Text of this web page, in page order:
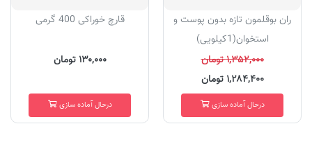
ران بوقلمون تازه بدون پوست و
استخوان(1کیلویی)
۱,۳۵۲,۰۰۰ تومان
۱,۲۸۴,۴۰۰ تومان
درحال آماده سازی
قارچ خوراکی 400 گرمی
۱۳۰,۰۰۰ تومان
درحال آماده سازی